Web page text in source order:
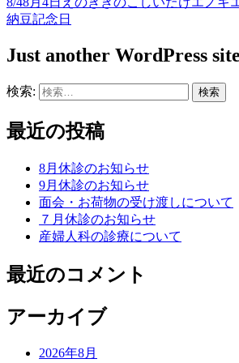
納豆記念日
Just another WordPress site
検索:
最近の投稿
8月休診のお知らせ
9月休診のお知らせ
面会・お荷物の受け渡しについて
７月休診のお知らせ
産婦人科の診療について
最近のコメント
アーカイブ
2026年8月